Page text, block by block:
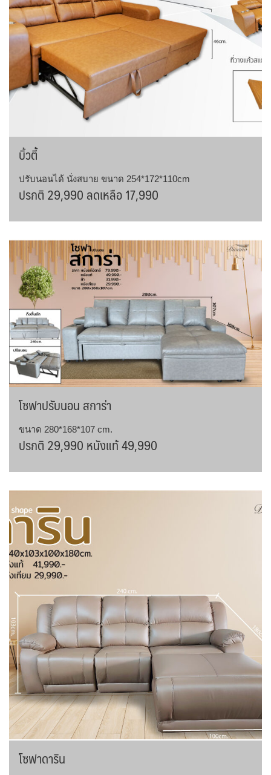
บิ้วตี้
ปรับนอนได้ นั่งสบาย ขนาด 254*172*110cm
ปรกติ 29,990 ลดเหลือ 17,990
โซฟาปรับนอน สการ่า
ขนาด 280*168*107 cm.
ปรกติ 29,990 หนังแท้ 49,990
โซฟาดาริน